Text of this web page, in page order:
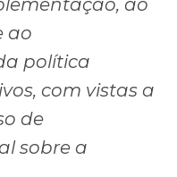
ao
política
com vistas a
de
sobre a